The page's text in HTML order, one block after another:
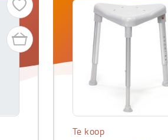
Te koop